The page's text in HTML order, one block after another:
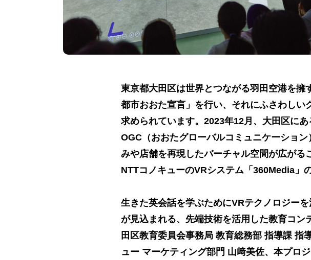
東京都大田区は世界とつながる羽田空港を擁
都市おおた宣言」を行い、それにふさわしい
求められています。2023年12月、大田区に
OGC（おおたグローバルコミュニケーショ
みや店舗を再現したバーチャル空間が広がる
NTTコノキューのVRシステム「360Media」
生きた英会話を学ぶためにVRテクノロジー
が見込まれる、先端技術を活用した教育コン
田区教育委員会事務局 教育総務部 指導課 指
ュー マーケティング部門 山﨑美佐、本プロ